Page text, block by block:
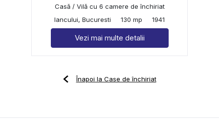
Casă / Vilă cu 6 camere de închiriat
Iancului, Bucuresti
130 mp 1941
Vezi mai multe detalii
Înapoi la Case de închiriat